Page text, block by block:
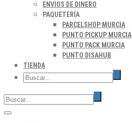
ENVIOS DE DINERO
PAQUETERÍA
PARCELSHOP MURCIA
PUNTO PICKUP MURCIA
PUNTO PACK MURCIA
PUNTO DISAHUB
TIENDA